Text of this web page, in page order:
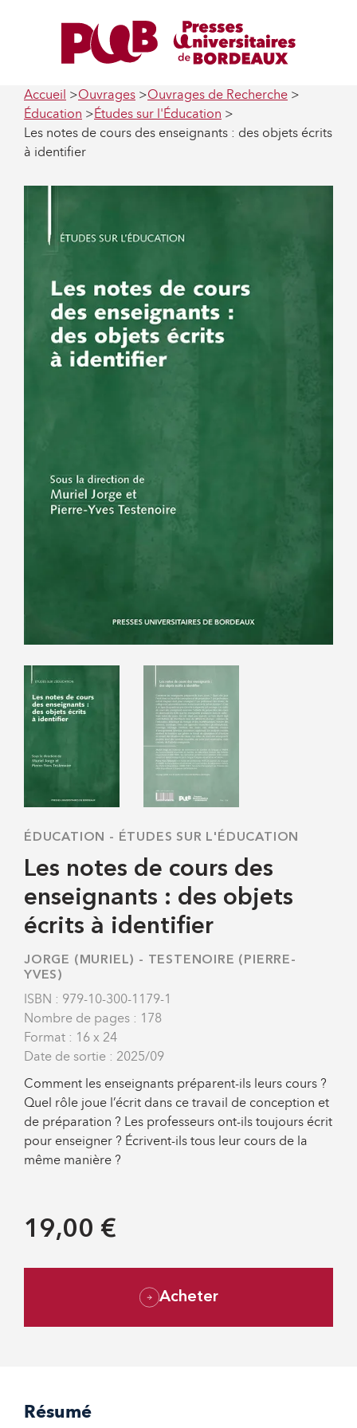
Accueil Ouvrages
Ouvrages de Recherche
Éducation
Études sur l'Éducation
Les notes de cours des enseignants : des objets écrits
à identifier
ÉDUCATION - ÉTUDES SUR L'ÉDUCATION
Les notes de cours des
enseignants : des objets
écrits à identifier
JORGE (MURIEL) - TESTENOIRE (PIERRE-
YVES)
ISBN : 979-10-300-1179-1
Nombre de pages : 178
Format : 16 x 24
Date de sortie : 2025/09
Comment les enseignants préparent-ils leurs cours ?
Quel rôle joue l’écrit dans ce travail de conception et
de préparation ? Les professeurs ont-ils toujours écrit
pour enseigner ? Écrivent-ils tous leur cours de la
même manière ?
19,00 €
Acheter
Résumé